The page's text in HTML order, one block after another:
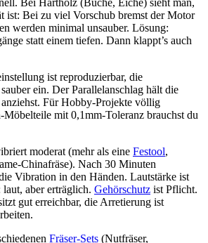
ist: Bei zu viel Vorschub bremst der Motor
werden minimal unsauber. Lösung:
statt einem tiefen. Dann klappt’s auch
ist reproduzierbar, die
ein. Der Parallelanschlag hält die
Für Hobby-Projekte völlig
Möbelteile mit 0,1mm-Toleranz brauchst du
moderat (mehr als eine Festool,
Chinafräse). Nach 30 Minuten
Vibration in den Händen. Lautstärke ist
aber erträglich. Gehörschutz ist Pflicht.
gut erreichbar, die Arretierung ist
Fräser-Sets (Nutfräser,